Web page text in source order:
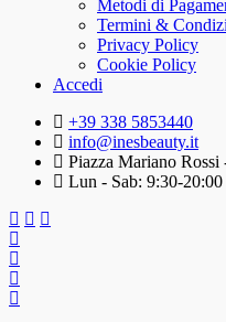
Metodi di
Termini &
Privacy Policy
Cookie Policy
Accedi
+39 338 5853440
info@inesbeauty.it
Piazza Mariano
Lun - Sab: 9:30-20:00